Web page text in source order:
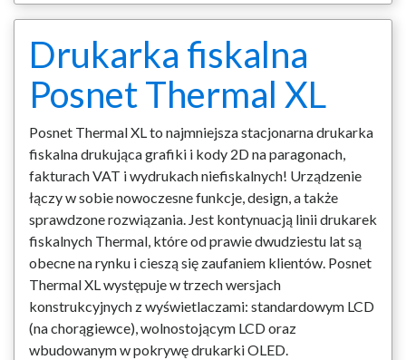
Drukarka fiskalna
Posnet Thermal XL
Posnet Thermal XL to najmniejsza stacjonarna drukarka
fiskalna drukująca grafiki i kody 2D na paragonach,
fakturach VAT i wydrukach niefiskalnych! Urządzenie
łączy w sobie nowoczesne funkcje, design, a także
sprawdzone rozwiązania. Jest kontynuacją linii drukarek
fiskalnych Thermal, które od prawie dwudziestu lat są
obecne na rynku i cieszą się zaufaniem klientów. Posnet
Thermal XL występuje w trzech wersjach
konstrukcyjnych z wyświetlaczami: standardowym LCD
(na chorągiewce), wolnostojącym LCD oraz
wbudowanym w pokrywę drukarki OLED.